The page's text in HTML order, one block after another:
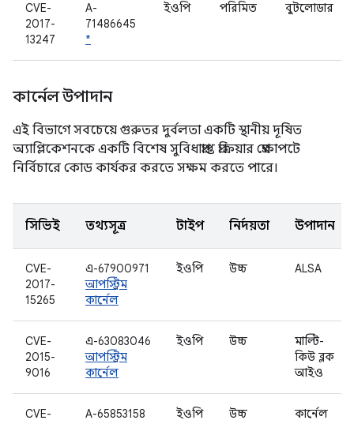
CVE-
2017-
13247
A-
71486645
*
ইওপি পরিমিত বুটলোডার
কার্নেল উপাদান
এই বিভাগে সবচেয়ে গুরুতর দুর্বলতা একটি স্থানীয় দূষিত
অ্যাপ্লিকেশনকে একটি বিশেষ সুবিধাপ্রাপ্ত প্রক্রিয়ার প্রেক্ষাপটে
নির্বিচারে কোড কার্যকর করতে সক্ষম করতে পারে।
সিভিই তথ্যসূত্র টাইপ নির্দয়তা উপাদান
CVE-
2017-
15265
এ-67900971
আপস্ট্রিম
কার্নেল
ইওপি উচ্চ ALSA
CVE-
2015-
9016
এ-63083046
আপস্ট্রিম
কার্নেল
ইওপি উচ্চ
মাল্টি-
কিউ ব্লক
আইও
CVE-
A-65853158
ইওপি উচ্চ কার্নেল